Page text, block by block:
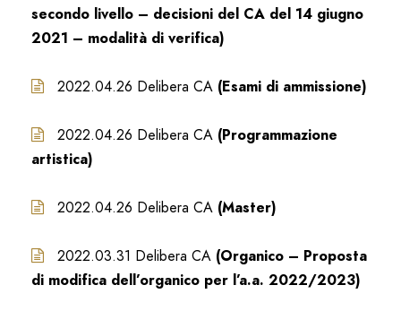
secondo livello – decisioni del CA del 14 giugno
2021 – modalità di verifica)
2022.04.26 Delibera CA (Esami di ammissione)
2022.04.26 Delibera CA (Programmazione
artistica)
2022.04.26 Delibera CA (Master)
2022.03.31 Delibera CA (Organico – Proposta
di modifica dell’organico per l’a.a. 2022/2023)